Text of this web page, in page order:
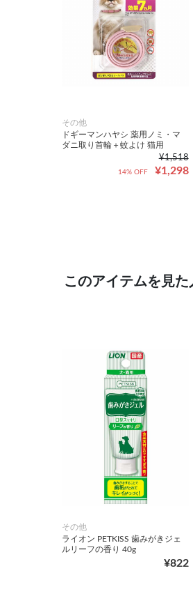
その他
ドギーマンハヤシ 薬用ノミ・マ
ダニ取り首輪＋蚊よけ 猫用
¥1,518
¥1,298
14% OFF
このアイテムを見
その他
ライオン PETKISS 歯みがきジェ
ルリーフの香り 40g
¥822